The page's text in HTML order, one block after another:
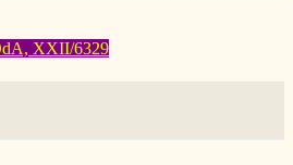
XXII/6329